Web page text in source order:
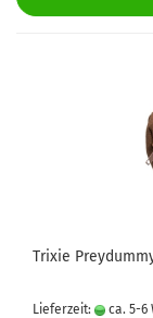
Trixie
Lieferzeit: ca. 5-6